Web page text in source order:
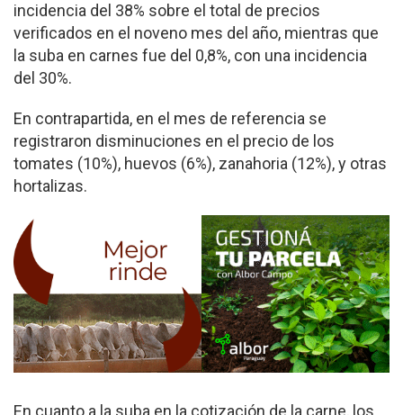
incidencia del 38% sobre el total de precios
verificados en el noveno mes del año, mientras que
la suba en carnes fue del 0,8%, con una incidencia
del 30%.
En contrapartida, en el mes de referencia se
registraron disminuciones en el precio de los
tomates (10%), huevos (6%), zanahoria (12%), y otras
hortalizas.
En cuanto a la suba en la cotización de la carne, los